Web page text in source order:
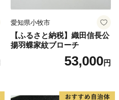
愛知県小牧市
【ふるさと納税】織田信長公
揚羽蝶家紋ブローチ
53,000円